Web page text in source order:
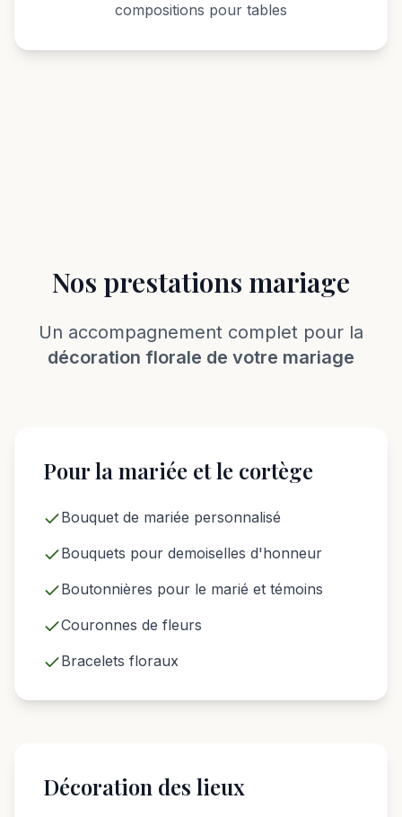
compositions pour tables
Nos prestations mariage
Un accompagnement complet pour la
décoration florale de votre mariage
Pour la mariée et le cortège
Bouquet de mariée personnalisé
Bouquets pour demoiselles d'honneur
Boutonnières pour le marié et témoins
Couronnes de fleurs
Bracelets floraux
Décoration des lieux